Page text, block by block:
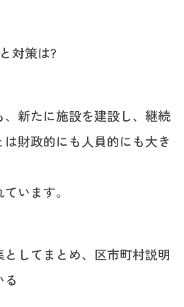
対策は?
、新たに施設を建設し、継続
財政的にも人員的にも大き
います。
してまとめ、区市町村説明